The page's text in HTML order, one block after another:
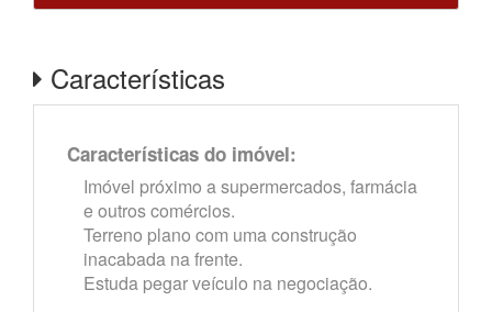
Características
Características do imóvel:
Imóvel próximo a supermercados, farmácia
e outros comércios.
Terreno plano com uma construção
inacabada na frente.
Estuda pegar veículo na negociação.